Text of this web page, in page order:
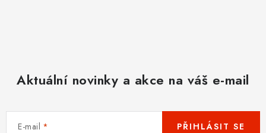
Aktuální novinky a akce na váš e-mail
E-mail PŘIHLÁSIT SE